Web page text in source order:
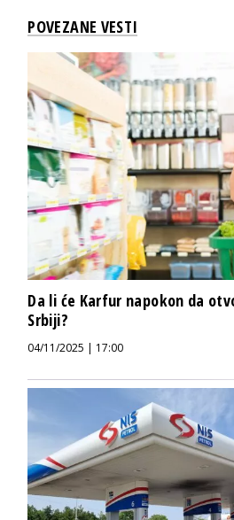
POVEZANE VESTI
Da li će Karfur napokon da
Srbiji?
04/11/2025 | 17:00